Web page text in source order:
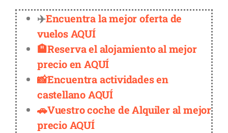
✈️Encuentra la mejor oferta de
vuelos AQUÍ
🏨Reserva el alojamiento al mejor
precio en AQUÍ
📸Encuentra actividades en
castellano AQUÍ
🚗Vuestro coche de Alquiler al mejor
precio AQUÍ